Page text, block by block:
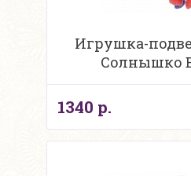
Игрушка-
Солнышко
1340 р.